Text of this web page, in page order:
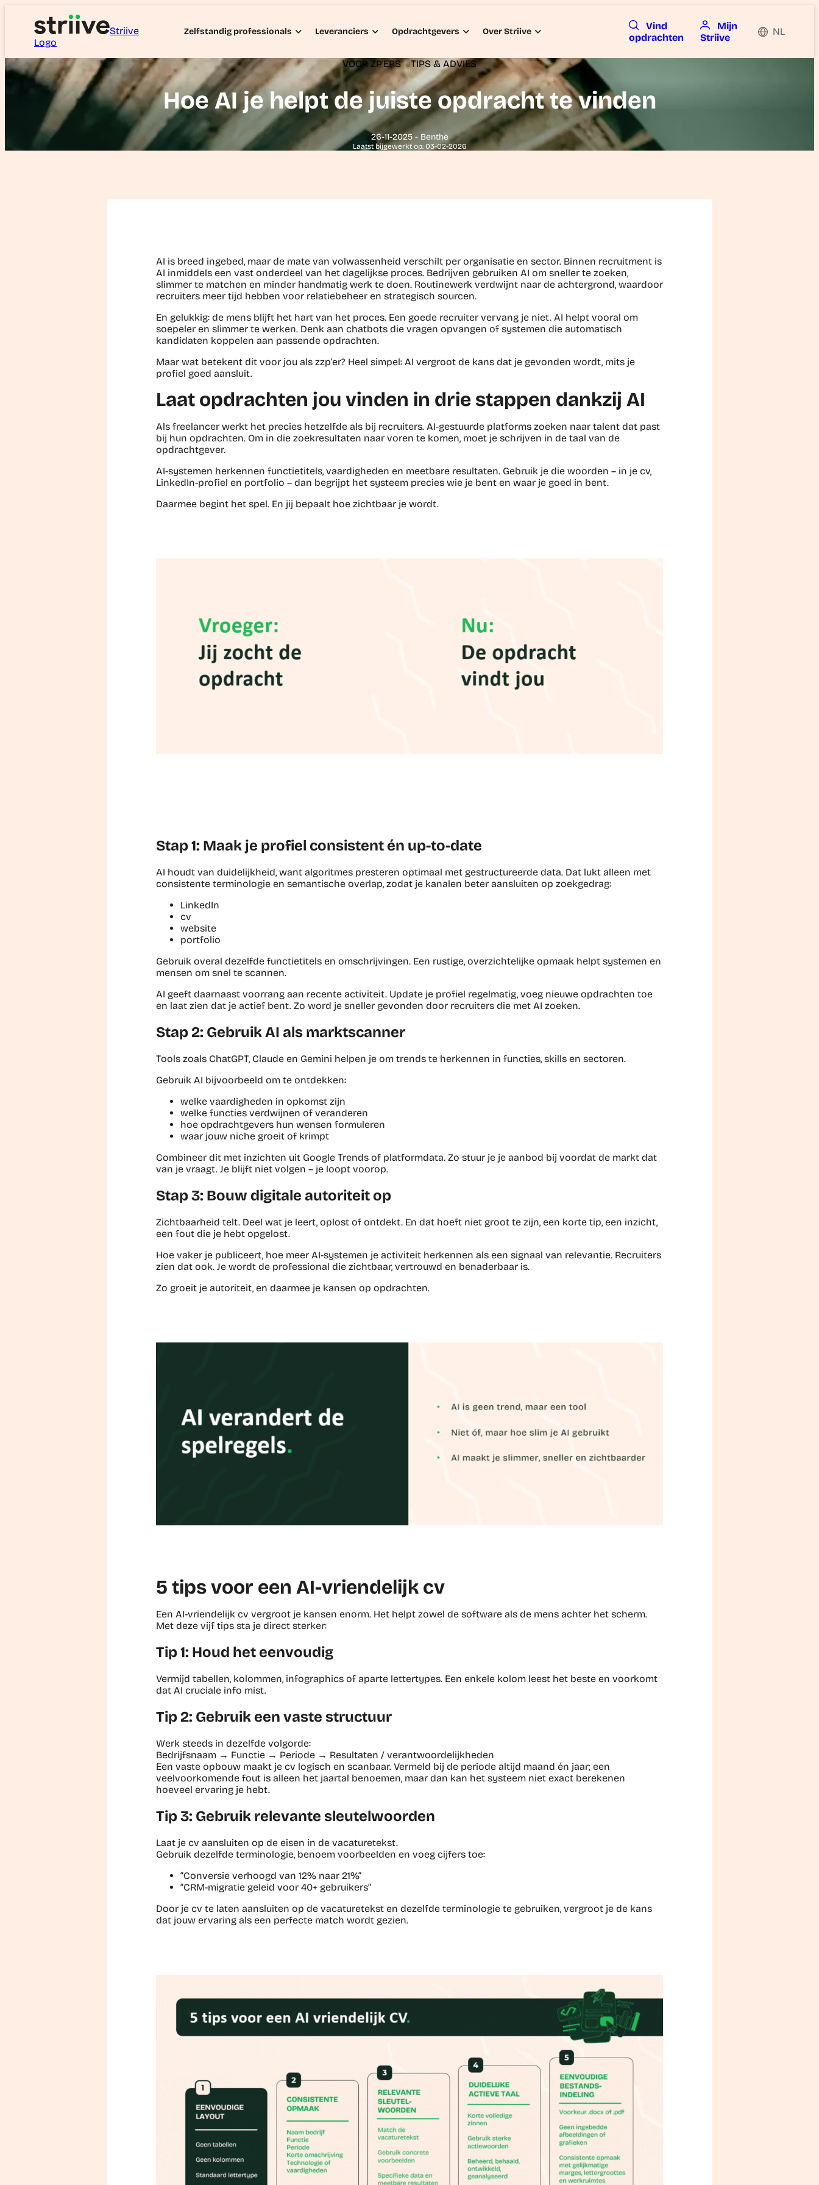
Striive
Logo
Zelfstandig professionals Leveranciers Opdrachtgevers Over Striive
Vind
opdrachten
Mijn
Striive
NL
VOOR ZP'ERS TIPS & ADVIES
Hoe AI je helpt de juiste opdracht te vinden
26-11-2025 - Benthe
Laatst bijgewerkt op: 03-02-2026
AI is breed ingebed, maar de mate van volwassenheid verschilt per organisatie en sector. Binnen recruitment is
AI inmiddels een vast onderdeel van het dagelijkse proces. Bedrijven gebruiken AI om sneller te zoeken,
slimmer te matchen en minder handmatig werk te doen. Routinewerk verdwijnt naar de achtergrond, waardoor
recruiters meer tijd hebben voor relatiebeheer en strategisch sourcen.
En gelukkig: de mens blijft het hart van het proces. Een goede recruiter vervang je niet. AI helpt vooral om
soepeler en slimmer te werken. Denk aan chatbots die vragen opvangen of systemen die automatisch
kandidaten koppelen aan passende opdrachten.
Maar wat betekent dit voor jou als zzp’er? Heel simpel: AI vergroot de kans dat je gevonden wordt, mits je
profiel goed aansluit.
Laat opdrachten jou vinden in drie stappen dankzij AI
Als freelancer werkt het precies hetzelfde als bij recruiters. AI-gestuurde platforms zoeken naar talent dat past
bij hun opdrachten. Om in die zoekresultaten naar voren te komen, moet je schrijven in de taal van de
opdrachtgever.
AI-systemen herkennen functietitels, vaardigheden en meetbare resultaten. Gebruik je die woorden – in je cv,
LinkedIn-profiel en portfolio – dan begrijpt het systeem precies wie je bent en waar je goed in bent.
Daarmee begint het spel. En jij bepaalt hoe zichtbaar je wordt.
Stap 1: Maak je profiel consistent én up-to-date
AI houdt van duidelijkheid, want algoritmes presteren optimaal met gestructureerde data. Dat lukt alleen met
consistente terminologie en semantische overlap, zodat je kanalen beter aansluiten op zoekgedrag:
LinkedIn
cv
website
portfolio
Gebruik overal dezelfde functietitels en omschrijvingen. Een rustige, overzichtelijke opmaak helpt systemen en
mensen om snel te scannen.
AI geeft daarnaast voorrang aan recente activiteit. Update je profiel regelmatig, voeg nieuwe opdrachten toe
en laat zien dat je actief bent. Zo word je sneller gevonden door recruiters die met AI zoeken.
Stap 2: Gebruik AI als marktscanner
Tools zoals ChatGPT, Claude en Gemini helpen je om trends te herkennen in functies, skills en sectoren.
Gebruik AI bijvoorbeeld om te ontdekken:
welke vaardigheden in opkomst zijn
welke functies verdwijnen of veranderen
hoe opdrachtgevers hun wensen formuleren
waar jouw niche groeit of krimpt
Combineer dit met inzichten uit Google Trends of platformdata. Zo stuur je je aanbod bij voordat de markt dat
van je vraagt. Je blijft niet volgen – je loopt voorop.
Stap 3: Bouw digitale autoriteit op
Zichtbaarheid telt. Deel wat je leert, oplost of ontdekt. En dat hoeft niet groot te zijn, een korte tip, een inzicht,
een fout die je hebt opgelost.
Hoe vaker je publiceert, hoe meer AI-systemen je activiteit herkennen als een signaal van relevantie. Recruiters
zien dat ook. Je wordt de professional die zichtbaar, vertrouwd en benaderbaar is.
Zo groeit je autoriteit, en daarmee je kansen op opdrachten.
5 tips voor een AI-vriendelijk cv
Een AI-vriendelijk cv vergroot je kansen enorm. Het helpt zowel de software als de mens achter het scherm.
Met deze vijf tips sta je direct sterker:
Tip 1: Houd het eenvoudig
Vermijd tabellen, kolommen, infographics of aparte lettertypes. Een enkele kolom leest het beste en voorkomt
dat AI cruciale info mist.
Tip 2: Gebruik een vaste structuur
Werk steeds in dezelfde volgorde:
Bedrijfsnaam → Functie → Periode → Resultaten / verantwoordelijkheden
Een vaste opbouw maakt je cv logisch en scanbaar. Vermeld bij de periode altijd maand én jaar; een
veelvoorkomende fout is alleen het jaartal benoemen, maar dan kan het systeem niet exact berekenen
hoeveel ervaring je hebt.
Tip 3: Gebruik relevante sleutelwoorden
Laat je cv aansluiten op de eisen in de vacaturetekst.
Gebruik dezelfde terminologie, benoem voorbeelden en voeg cijfers toe:
“Conversie verhoogd van 12% naar 21%”
“CRM-migratie geleid voor 40+ gebruikers”
Door je cv te laten aansluiten op de vacaturetekst en dezelfde terminologie te gebruiken, vergroot je de kans
dat jouw ervaring als een perfecte match wordt gezien.